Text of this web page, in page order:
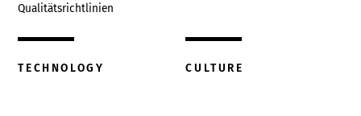
Qualitätsrichtlinien
TECHNOLOGY CULTURE